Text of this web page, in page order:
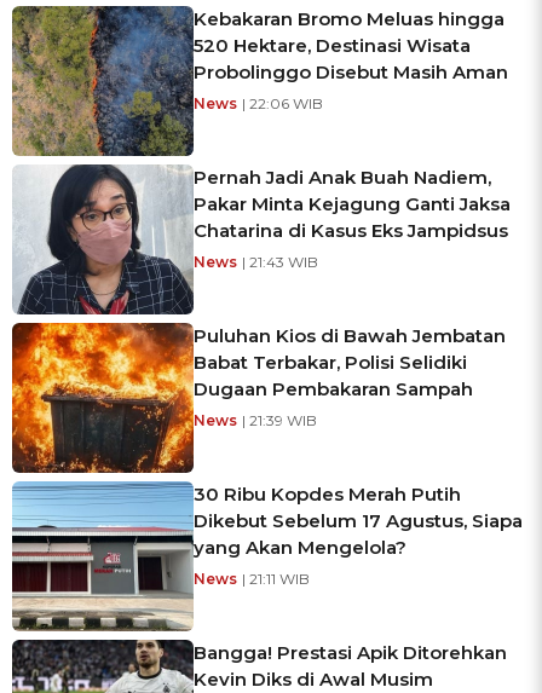
Kebakaran Bromo Meluas hingga
520 Hektare, Destinasi Wisata
Probolinggo Disebut Masih Aman
News | 22:06 WIB
Pernah Jadi Anak Buah Nadiem,
Pakar Minta Kejagung Ganti Jaksa
Chatarina di Kasus Eks Jampidsus
News | 21:43 WIB
Puluhan Kios di Bawah Jembatan
Babat Terbakar, Polisi Selidiki
Dugaan Pembakaran Sampah
News | 21:39 WIB
30 Ribu Kopdes Merah Putih
Dikebut Sebelum 17 Agustus, Siapa
yang Akan Mengelola?
News | 21:11 WIB
Bangga! Prestasi Apik Ditorehkan
Kevin Diks di Awal Musim